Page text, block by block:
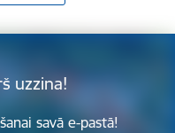
uzzina!
savā e-pastā!